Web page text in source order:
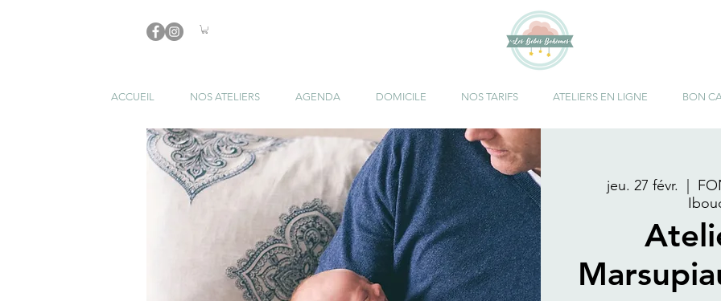
ACCUEIL NOS ATELIERS AGENDA DOMICILE NOS TARIFS ATELIERS EN LIGNE BON
jeu. 27 févr.